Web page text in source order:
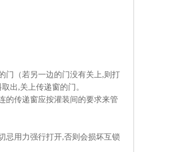
（若另一边的门没有关上,则打
出,关上传递窗的门。
的传递窗应按灌装间的要求来管
忌用力强行打开,否则会损坏互锁